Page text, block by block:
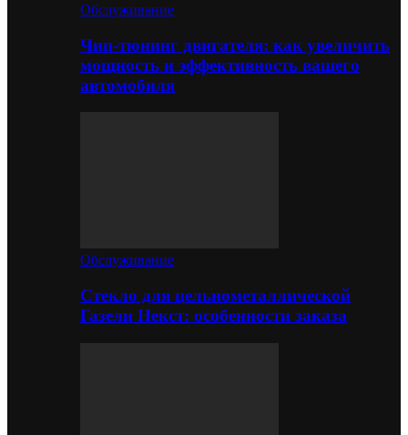
Обслуживание
Чип-тюнинг двигателя: как увеличить
мощность и эффективность вашего
автомобиля
Обслуживание
Стекло для цельнометаллической
Газели Некст: особенности заказа